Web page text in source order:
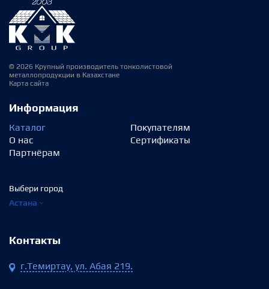
© 2026 Крупный производитель тонколистовой
металлопродукции в Казахстане
Карта сайта
Информация
Каталог
О нас
Партнёрам
Покупателям
Сертификаты
Выбери город
Астана
Контакты
г.Темиртау, ул. Абая 219.